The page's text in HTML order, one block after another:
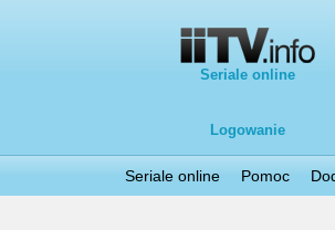
Seriale online
Logowanie
Seriale online Pomoc